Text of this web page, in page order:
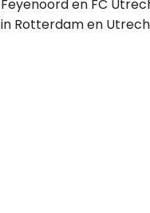
Feyenoord en FC
in Rotterdam en